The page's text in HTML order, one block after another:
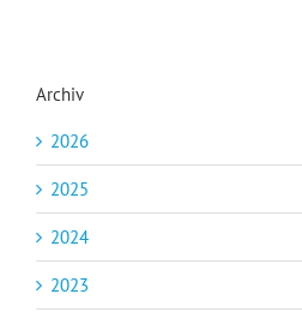
Archiv
2026
2025
2024
2023